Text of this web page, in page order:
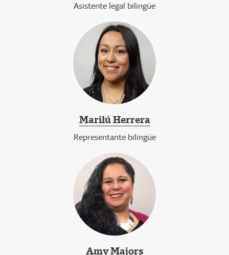
Asistente legal bilingüe
Marilú Herrera
Representante bilingüe
Amy Majors